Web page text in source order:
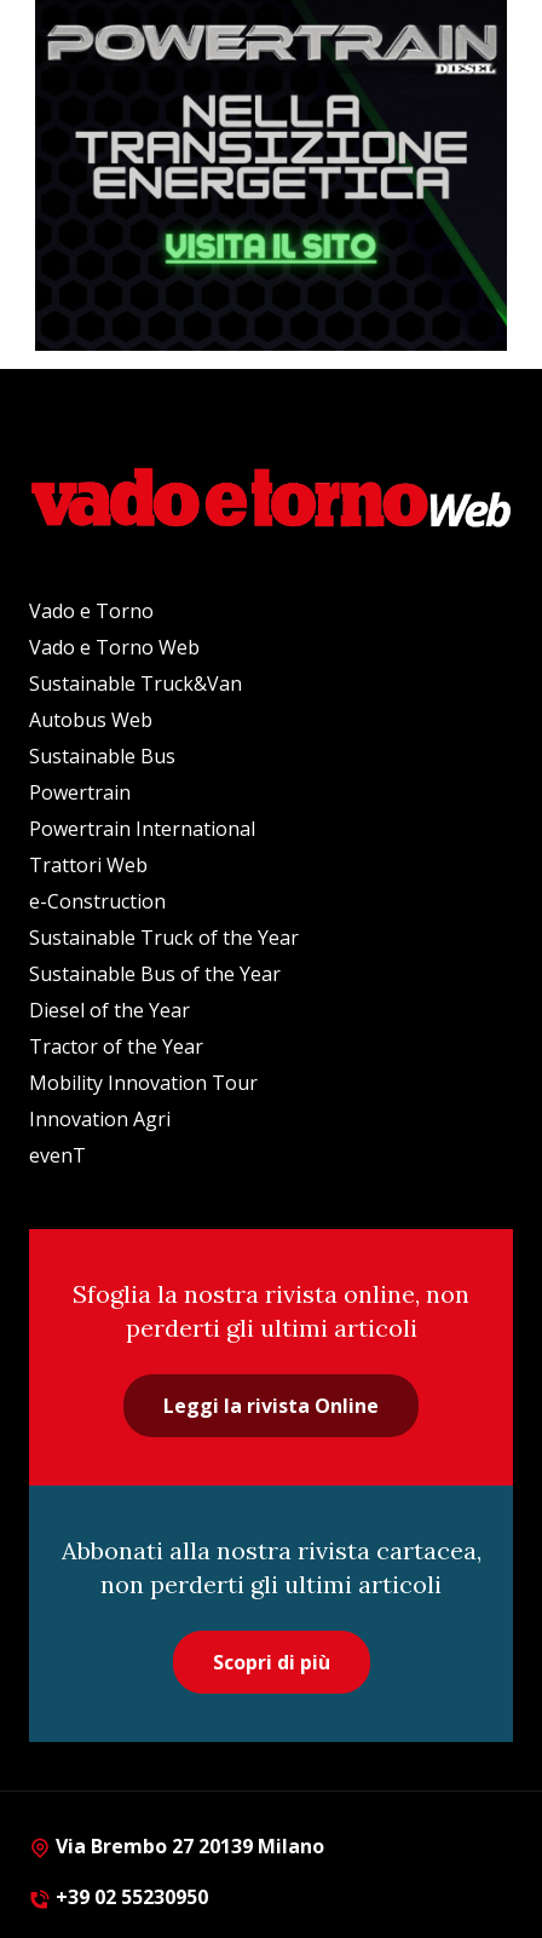
Vado e Torno
Vado e Torno Web
Sustainable Truck&Van
Autobus Web
Sustainable Bus
Powertrain
Powertrain International
Trattori Web
e-Construction
Sustainable Truck of the Year
Sustainable Bus of the Year
Diesel of the Year
Tractor of the Year
Mobility Innovation Tour
Innovation Agri
evenT
Sfoglia la nostra rivista online, non
perderti gli ultimi articoli
Leggi la rivista Online
Abbonati alla nostra rivista cartacea,
non perderti gli ultimi articoli
Scopri di più
Via Brembo 27 20139 Milano
+39 02 55230950